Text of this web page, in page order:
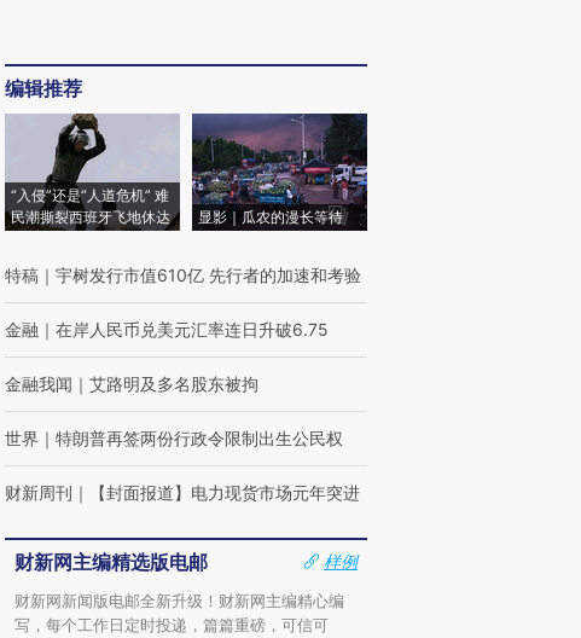
编辑推荐
“入侵”还是“人道危机” 难
民潮撕裂西班牙飞地休达
显影｜瓜农的漫长等待
特稿 ｜ 宇树发行市值610亿 先行者的加速和考验
金融 ｜ 在岸人民币兑美元汇率连日升破6.75
金融我闻 ｜ 艾路明及多名股东被拘
世界 ｜ 特朗普再签两份行政令限制出生公民权
财新周刊 ｜ 【封面报道】电力现货市场元年突进
财新网主编精选版电邮
样例
财新网新闻版电邮全新升级！财新网主编精心编
写，每个工作日定时投递，篇篇重磅，可信可